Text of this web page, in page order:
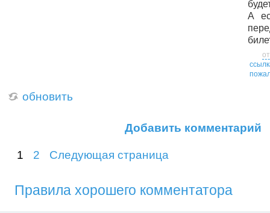
А
обновить
Добавить комментарий
1 2 Следующая страница
Правила хорошего комментатора